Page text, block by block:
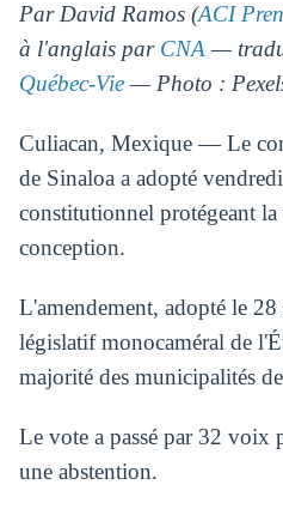
Par David Ramos (ACI
à l'anglais par CNA—
Québec-Vie— Photo :
Culiacan, Mexique — Le
de Sinaloa a adopté
constitutionnel protégeant
conception.
L'amendement, adopté le
législatif monocaméral de
majorité des municipalités
Le vote a passé par 32 voix
une abstention.